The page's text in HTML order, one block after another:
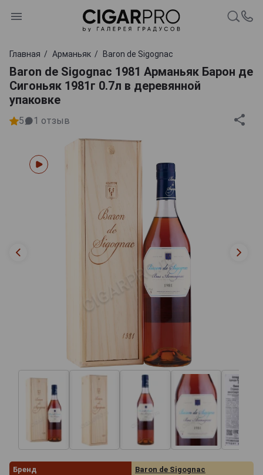
Главная Арманьяк Baron de Sigognac
Baron de Sigognac 1981 Арманьяк Барон де
Сигоньяк 1981г 0.7л в деревянной
упаковке
5 1 отзыв
Бренд
Baron de Sigognac